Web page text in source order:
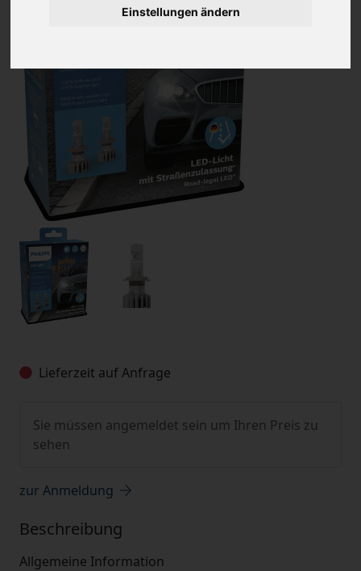
Einstellungen ändern
Lieferzeit auf Anfrage
Sie müssen angemeldet sein um Ihren Preis zu
sehen
zur Anmeldung
Beschreibung
Allgemeine Information